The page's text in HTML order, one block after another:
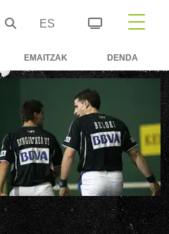
ES
EMAITZAK DENDA